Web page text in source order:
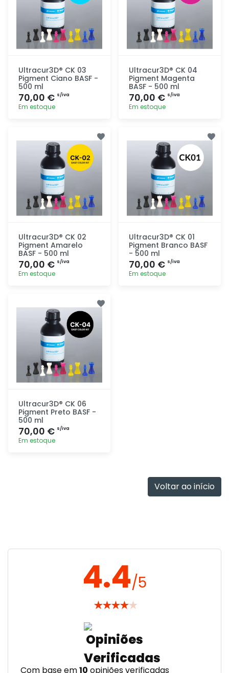
Ultracur3D® CK 03
Pigment Ciano BASF -
500 ml
70,00 € s/iva
Em estoque
rapidamente
Ultracur3D® CK 04
Pigment Magenta
BASF - 500 ml
70,00 € s/iva
Em estoque
rapidamente
Ultracur3D® CK 02
Pigment Amarelo
BASF - 500 ml
70,00 € s/iva
Em estoque
rapidamente
Ultracur3D® CK 01
Pigment Branco BASF
- 500 ml
70,00 € s/iva
Em estoque
Ultracur3D® CK 06
Pigment Preto BASF -
500 ml
70,00 € s/iva
Em estoque
Voltar ao início
4.4/5
★★★★★
Com base em10 opiniões verificadas